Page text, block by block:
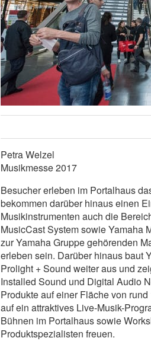
Petra Welzel
Musikmesse 2017
Besucher erleben im Portalhaus
bekommen darüber hinaus einen
Musikinstrumenten auch die
MusicCast System sowie Yamaha
zur Yamaha Gruppe gehörenden
erleben sein. Darüber hinaus baut
Prolight + Sound weiter aus und
Installed Sound und Digital Audio
Produkte auf einer Fläche von
auf ein attraktives Live-Musik-
Bühnen im Portalhaus sowie
Produktspezialisten freuen.